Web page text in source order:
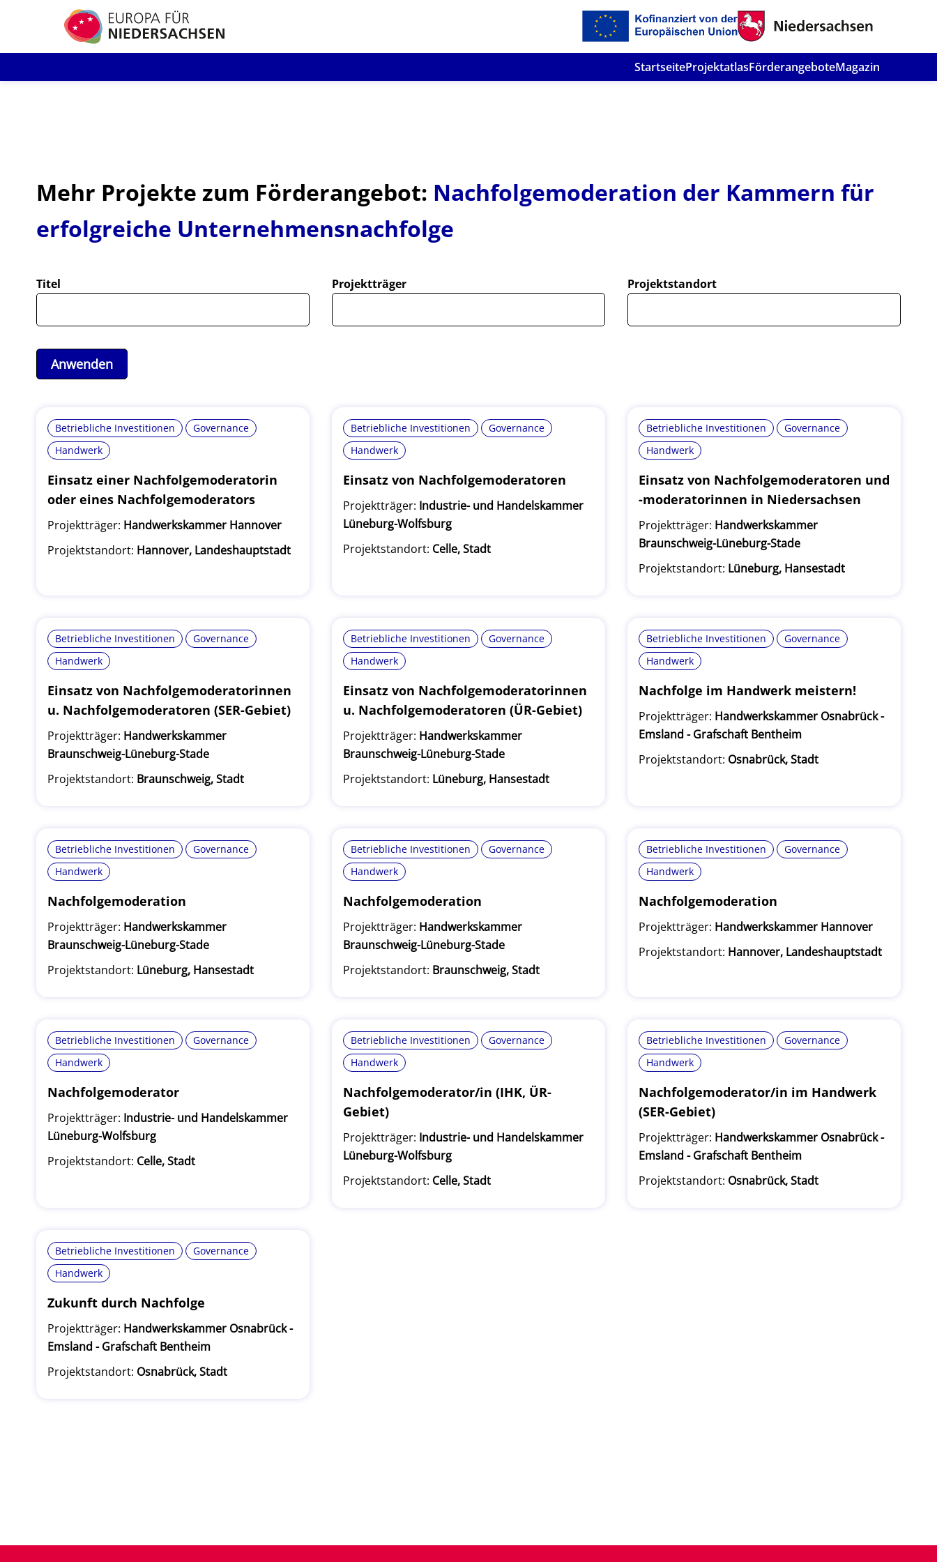
StartseiteProjektatlasFörderangeboteMagazin
Mehr Projekte zum Förderangebot: Nachfolgemoderation der Kammern für
erfolgreiche Unternehmensnachfolge
Titel Projektträger Projektstandort
Betriebliche Investitionen
Governance
Handwerk
Einsatz einer Nachfolgemoderatorin
oder eines Nachfolgemoderators
Projektträger: Handwerkskammer Hannover
Projektstandort: Hannover, Landeshauptstadt
Betriebliche Investitionen
Governance
Handwerk
Einsatz von Nachfolgemoderatoren
Projektträger: Industrie- und Handelskammer
Lüneburg-Wolfsburg
Projektstandort: Celle, Stadt
Betriebliche Investitionen
Governance
Handwerk
Einsatz von Nachfolgemoderatoren und
-moderatorinnen in Niedersachsen
Projektträger: Handwerkskammer
Braunschweig-Lüneburg-Stade
Projektstandort: Lüneburg, Hansestadt
Betriebliche Investitionen
Governance
Handwerk
Einsatz von Nachfolgemoderatorinnen
u. Nachfolgemoderatoren (SER-Gebiet)
Projektträger: Handwerkskammer
Braunschweig-Lüneburg-Stade
Projektstandort: Braunschweig, Stadt
Betriebliche Investitionen
Governance
Handwerk
Einsatz von Nachfolgemoderatorinnen
u. Nachfolgemoderatoren (ÜR-Gebiet)
Projektträger: Handwerkskammer
Braunschweig-Lüneburg-Stade
Projektstandort: Lüneburg, Hansestadt
Betriebliche Investitionen
Governance
Handwerk
Nachfolge im Handwerk meistern!
Projektträger: Handwerkskammer Osnabrück -
Emsland - Grafschaft Bentheim
Projektstandort: Osnabrück, Stadt
Betriebliche Investitionen
Governance
Handwerk
Nachfolgemoderation
Projektträger: Handwerkskammer
Braunschweig-Lüneburg-Stade
Projektstandort: Lüneburg, Hansestadt
Betriebliche Investitionen
Governance
Handwerk
Nachfolgemoderation
Projektträger: Handwerkskammer
Braunschweig-Lüneburg-Stade
Projektstandort: Braunschweig, Stadt
Betriebliche Investitionen
Governance
Handwerk
Nachfolgemoderation
Projektträger: Handwerkskammer Hannover
Projektstandort: Hannover, Landeshauptstadt
Betriebliche Investitionen
Governance
Handwerk
Nachfolgemoderator
Projektträger: Industrie- und Handelskammer
Lüneburg-Wolfsburg
Projektstandort: Celle, Stadt
Betriebliche Investitionen
Governance
Handwerk
Nachfolgemoderator/in (IHK, ÜR-
Gebiet)
Projektträger: Industrie- und Handelskammer
Lüneburg-Wolfsburg
Projektstandort: Celle, Stadt
Betriebliche Investitionen
Governance
Handwerk
Nachfolgemoderator/in im Handwerk
(SER-Gebiet)
Projektträger: Handwerkskammer Osnabrück -
Emsland - Grafschaft Bentheim
Projektstandort: Osnabrück, Stadt
Betriebliche Investitionen
Governance
Handwerk
Zukunft durch Nachfolge
Projektträger: Handwerkskammer Osnabrück -
Emsland - Grafschaft Bentheim
Projektstandort: Osnabrück, Stadt